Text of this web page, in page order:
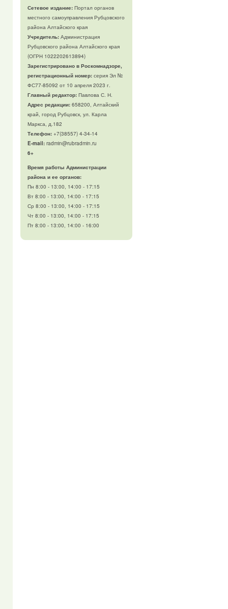
Сетевое издание:Портал органов
местного самоуправления Рубцовского
района Алтайского края
Учредитель:Администрация
Рубцовского района Алтайского края
(ОГРН 1022202613894)
Зарегистрировано в Роскомнадзоре,
регистрационный номер:серия Эл №
ФС77-85092 от 10 апреля 2023 г.
Главный редактор:Павлова С. Н.
Адрес редакции:658200, Алтайский
край, город Рубцовск, ул. Карла
Маркса, д.182
Телефон:+7(38557) 4-34-14
E-mail:radmin@rubradmin.ru
6+
Время работы Администрации
района и ее органов:
Пн 8:00 - 13:00, 14:00 - 17:15
Вт 8:00 - 13:00, 14:00 - 17:15
Ср 8:00 - 13:00, 14:00 - 17:15
Чт 8:00 - 13:00, 14:00 - 17:15
Пт 8:00 - 13:00, 14:00 - 16:00